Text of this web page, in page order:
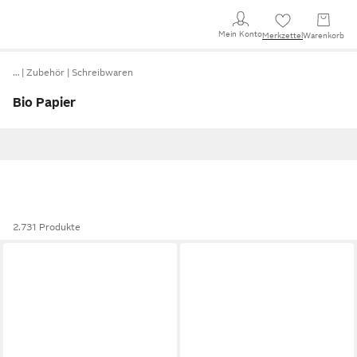
Mein KontoMerkzettel Warenkorb
… Zubehör Schreibwaren
Bio Papier
2.731 Produkte